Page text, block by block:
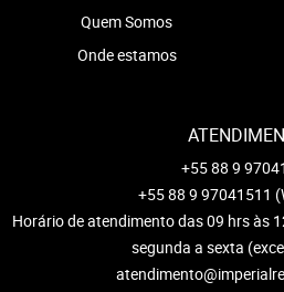
Quem Somos
Onde estamos
+55 88 9
+55 88 9 97041511
Horário de atendimento das 09 hrs às
segunda a sexta